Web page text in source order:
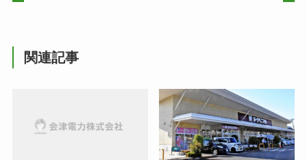
関連記事